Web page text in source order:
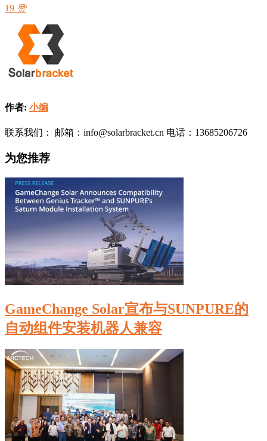
19 赞
作者: 小编
联系我们： 邮箱：info@solarbracket.cn 电话：13685206726
为您推荐
GameChange Solar宣布与SUNPURE的
自动组件安装机器人兼容